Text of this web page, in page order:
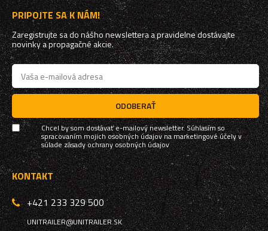
PRIPOJTE SA K NÁM!
Zaregistrujte sa do nášho newslettera a pravidelne dostávajte
novinky a propagačné akcie.
ODOBERAŤ
Chcel by som dostávať e-mailový newsletter. Súhlasím so
spracovaním mojich osobných údajov na marketingové účely v
súladezásady ochrany osobných údajov
KONTAKT
+421 233 329 500
UNITRAILER@UNITRAILER.SK